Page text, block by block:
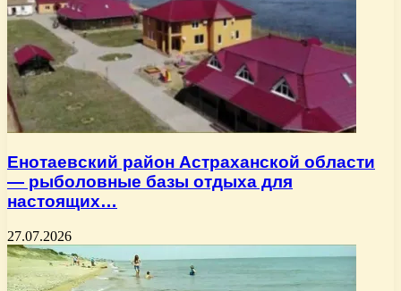
Енотаевский район Астраханской области
— рыболовные базы отдыха для
настоящих…
27.07.2026